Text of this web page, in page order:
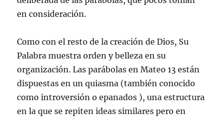
en consideración.
Como con el resto de la creación de Dios, Su
Palabra muestra orden y belleza en su
organización. Las parábolas en Mateo 13 están
dispuestas en un quiasma (también conocido
como introversión o epanados ), una estructura
en la que se repiten ideas similares pero en